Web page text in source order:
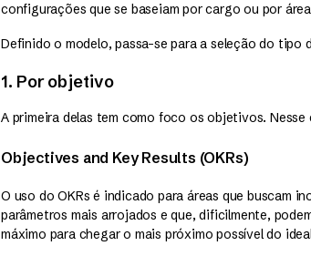
configurações que se baseiam por cargo ou por
Definido o modelo, passa-se para a seleção do tipo
1. Por objetivo
A primeira delas tem como foco os objetivos.
Objectives and Key Results (OKRs)
O uso do OKRs é indicado para áreas que buscam
parâmetros mais arrojados e que, dificilmente,
máximo para chegar o mais próximo possível do